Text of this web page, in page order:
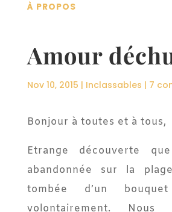
À PROPOS
Amour
Nov 10, 2015 | Inclassables | 7
Bonjour à toutes et à tous,
Etrange découverte
abandonnée sur la
tombée d’un
volontairement. Nous